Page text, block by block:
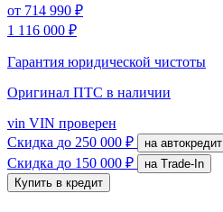
от 714 990 ₽
1 116 000 ₽
Гарантия юридической чистоты
Оригинал ПТС в наличии
vin VIN проверен
Скидка до 250 000 ₽ на автокредит
Скидка до 150 000 ₽
на Trade-In
Купить в кредит